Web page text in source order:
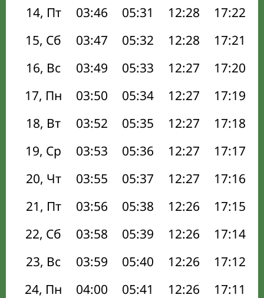
14, Пт
03:46 05:31 12:28 17:22
15, Сб
03:47 05:32 12:28 17:21
16, Вс
03:49 05:33 12:27 17:20
17, Пн
03:50 05:34 12:27 17:19
18, Вт
03:52 05:35 12:27 17:18
19, Ср
03:53 05:36 12:27 17:17
20, Чт
03:55 05:37 12:27 17:16
21, Пт
03:56 05:38 12:26 17:15
22, Сб
03:58 05:39 12:26 17:14
23, Вс
03:59 05:40 12:26 17:12
24, Пн
04:00 05:41 12:26 17:11